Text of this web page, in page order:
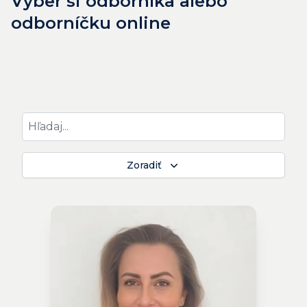
odborníčku online
Zoradiť